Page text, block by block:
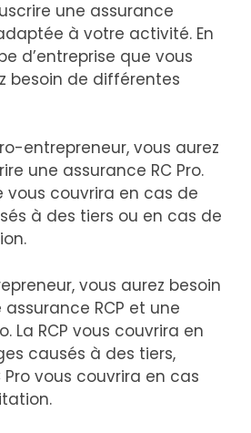
une assurance
à votre activité. En
d’entreprise que vous
besoin de différentes
entrepreneur, vous aurez
une assurance RC Pro.
vous couvrira en cas de
à des tiers ou en cas de
vous aurez besoin
RCP et une
La RCP vous couvrira en
causés à des tiers,
vous couvrira en cas